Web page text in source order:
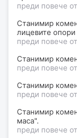
преди повече
Станимир
лицевите опори
преди повече
Станимир
преди повече
Станимир
преди повече
Станимир
маса".
преди повече